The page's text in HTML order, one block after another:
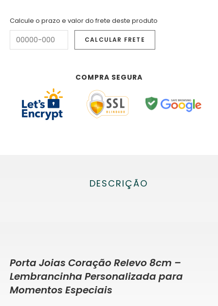
Calcule o prazo e valor do frete deste produto
COMPRA SEGURA
DESCRIÇÃO
Porta Joias Coração Relevo 8cm –
Lembrancinha Personalizada para
Momentos Especiais